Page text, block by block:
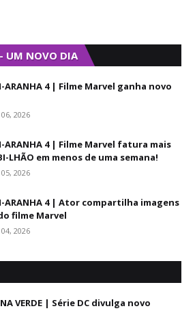
UM NOVO DIA
ARANHA 4 | Filme Marvel ganha novo
2026
ARANHA 4 | Filme Marvel fatura mais
LHÃO em menos de uma semana!
2026
ARANHA 4 | Ator compartilha imagens
filme Marvel
2026
VERDE | Série DC divulga novo